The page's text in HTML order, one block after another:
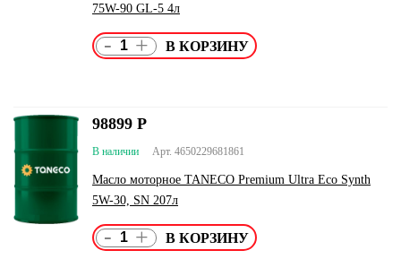
75W-90 GL-5 4л
- +
Арт. 4650229681861
В наличии
Масло моторное TANECO Premium Ultra Eco Synth
5W-30, SN 207л
98899 Р
- +